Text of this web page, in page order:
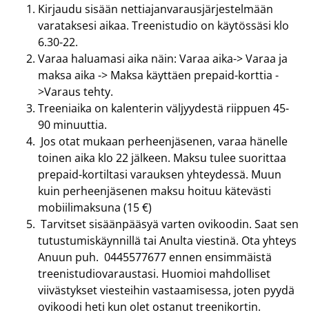
Kirjaudu sisään nettiajanvarausjärjestelmään
varataksesi aikaa. Treenistudio on käytössäsi klo
6.30-22.
Varaa haluamasi aika näin: Varaa aika-> Varaa ja
maksa aika -> Maksa käyttäen prepaid-korttia -
>Varaus tehty.
Treeniaika on kalenterin väljyydestä riippuen 45-
90 minuuttia.
Jos otat mukaan perheenjäsenen, varaa hänelle
toinen aika klo 22 jälkeen. Maksu tulee suorittaa
prepaid-kortiltasi varauksen yhteydessä. Muun
kuin perheenjäsenen maksu hoituu kätevästi
mobiilimaksuna (15 €)
Tarvitset sisäänpääsyä varten ovikoodin. Saat sen
tutustumiskäynnillä tai Anulta viestinä. Ota yhteys
Anuun puh. 0445577677 ennen ensimmäistä
treenistudiovaraustasi. Huomioi mahdolliset
viivästykset viesteihin vastaamisessa, joten pyydä
ovikoodi heti kun olet ostanut treenikortin.